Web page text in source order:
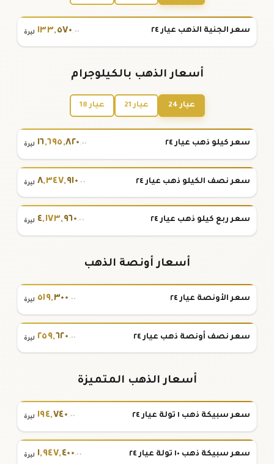
سعر الجنية الذهب عيار ٢٤ ١٣٣,٥٧٠.٠٠ ليرة
أسعار الذهب بالكيلوجرام
عيار 24 عيار 21 عيار 18
سعر كيلو ذهب عيار ٢٤ ١٦,٦٩٥,٨٢٠.٠٠ ليرة
سعر نصف الكيلو ذهب عيار ٢٤ ٨,٣٤٧,٩١٠.٠٠ ليرة
سعر ربع كيلو ذهب عيار ٢٤ ٤,١٧٣,٩٦٠.٠٠ ليرة
أسعار أونصة الذهب
سعر الأونصة عيار ٢٤ ٥١٩,٣٠٠.٠٠ ليرة
سعر نصف أونصة ذهب عيار ٢٤ ٢٥٩,٦٢٠.٠٠ ليرة
أسعار الذهب المتميزة
سعر سبيكة ذهب ١ تولة عيار ٢٤ ١٩٤,٧٤٠.٠٠ ليرة
سعر سبيكة ذهب ١٠ تولة عيار ٢٤ ١,٩٤٧,٤٠٠.٠٠ ليرة